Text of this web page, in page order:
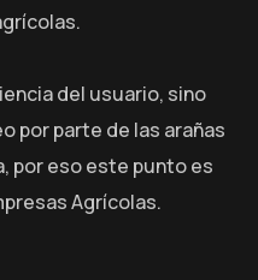
del usuario, sino
por parte de las arañas
por eso este punto es
Agrícolas.